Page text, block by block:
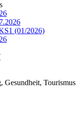
(01/2026)
Gesundheit, Tourismus